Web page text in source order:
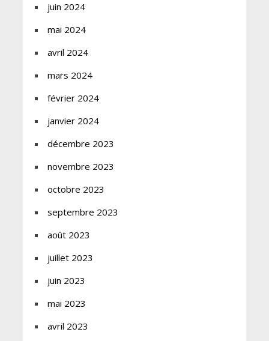
juin 2024
mai 2024
avril 2024
mars 2024
février 2024
janvier 2024
décembre 2023
novembre 2023
octobre 2023
septembre 2023
août 2023
juillet 2023
juin 2023
mai 2023
avril 2023